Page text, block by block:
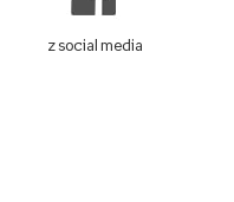
z social media